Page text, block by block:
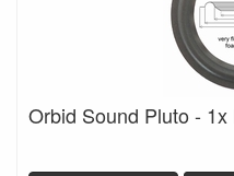
Orbid Sound Pluto -